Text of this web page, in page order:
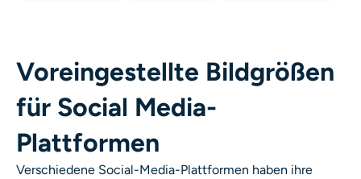
Voreingestellte Bildgrößen
für Social Media-
Plattformen
Verschiedene Social-Media-Plattformen haben ihre